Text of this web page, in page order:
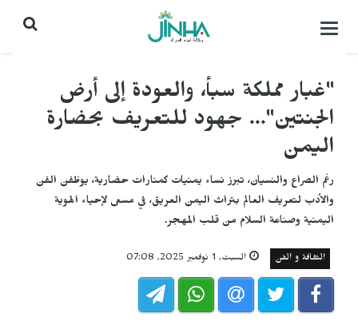
التحكم
"غبار مملكة سبأ، والعودة إلى أرض
الجنتين"... جهود للتعريف بحضارة
اليمن
رغم الصراع والنسيان، تبرز نساء يمنيات كمنارات حضارية، يوظفن الفن
والأدب لتعريف العالم بتراث اليمن العريق، في مسعى لإحياء الهوية
اليمنية وصناعة السلام من قلب المهجر.
الثقافة و الفن السبت, 1 نوفمبر 2025, 07:08